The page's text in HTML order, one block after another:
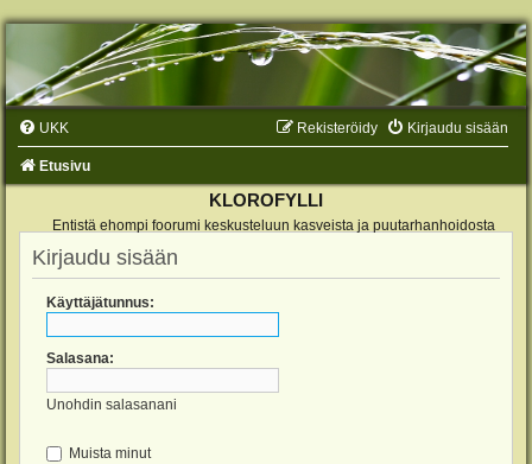
UKK Kirjaudu sisään
Rekisteröidy
Etusivu
KLOROFYLLI
Entistä ehompi foorumi keskusteluun kasveista ja puutarhanhoidosta
Kirjaudu sisään
Käyttäjätunnus:
Salasana:
Unohdin salasanani
Muista minut